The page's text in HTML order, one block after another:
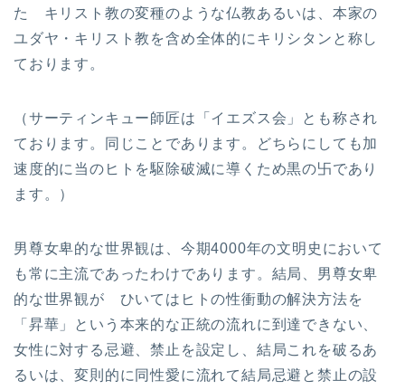
た キリスト教の変種のような仏教あるいは、本家の
ユダヤ・キリスト教を含め全体的にキリシタンと称し
ております。
（サーティンキュー師匠は「イエズス会」とも称され
ております。同じことであります。どちらにしても加
速度的に当のヒトを駆除破滅に導くため黒の卐であり
ます。）
男尊女卑的な世界観は、今期4000年の文明史において
も常に主流であったわけであります。結局、男尊女卑
的な世界観が ひいてはヒトの性衝動の解決方法を
「昇華」という本来的な正統の流れに到達できない、
女性に対する忌避、禁止を設定し、結局これを破るあ
るいは、変則的に同性愛に流れて結局忌避と禁止の設